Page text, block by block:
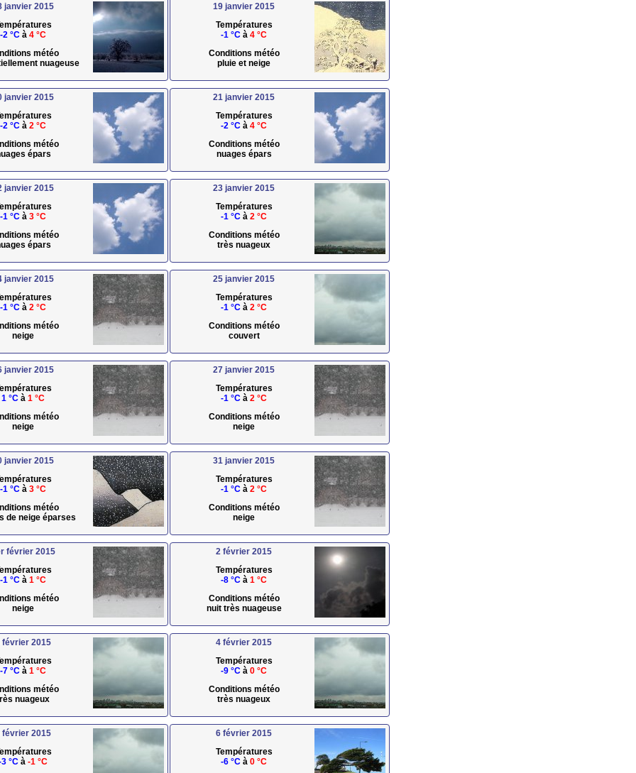
janvier 2015
-2 °C à 4 °C
météo
nuageuse
19 janvier 2015
Températures
-1 °C à 4 °C
Conditions météo
pluie et neige
janvier 2015
-2 °C à 2 °C
météo
épars
21 janvier 2015
Températures
-2 °C à 4 °C
Conditions météo
nuages épars
janvier 2015
-1 °C à 3 °C
météo
épars
23 janvier 2015
Températures
-1 °C à 2 °C
Conditions météo
très nuageux
janvier 2015
-1 °C à 2 °C
météo
neige
25 janvier 2015
Températures
-1 °C à 2 °C
Conditions météo
couvert
janvier 2015
1 °C à 1 °C
météo
neige
27 janvier 2015
Températures
-1 °C à 2 °C
Conditions météo
neige
janvier 2015
-1 °C à 3 °C
météo
de neige éparses
31 janvier 2015
Températures
-1 °C à 2 °C
Conditions météo
neige
février 2015
-1 °C à 1 °C
météo
neige
2 février 2015
Températures
-8 °C à 1 °C
Conditions météo
nuit très nuageuse
février 2015
-7 °C à 1 °C
météo
nuageux
4 février 2015
Températures
-9 °C à 0 °C
Conditions météo
très nuageux
février 2015
°C à -1 °C
6 février 2015
Températures
-6 °C à 0 °C